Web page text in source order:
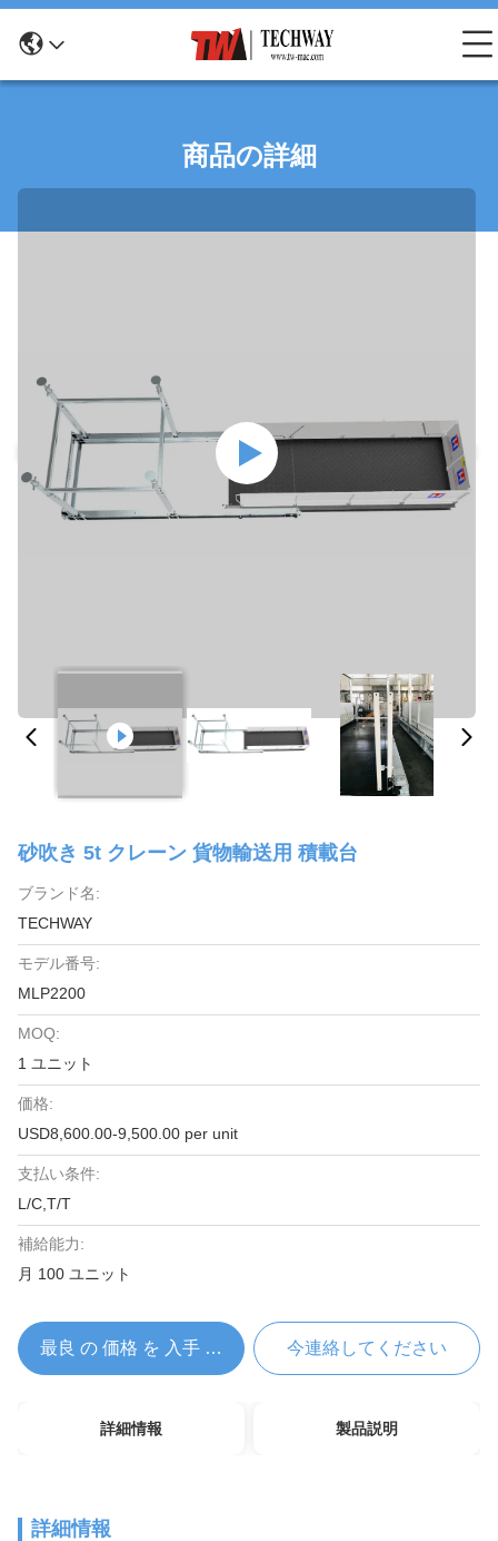
商品の詳細
砂吹き 5t クレーン 貨物輸送用 積載台
ブランド名:
TECHWAY
モデル番号:
MLP2200
MOQ:
1 ユニット
価格:
USD8,600.00-9,500.00 per unit
支払い条件:
L/C,T/T
補給能力:
月 100 ユニット
最良 の 価格 を 入手 する 今連絡してください
詳細情報 製品説明
詳細情報